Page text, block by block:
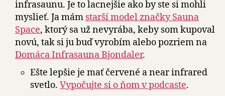
infrasaunu. Je to lacnejšie ako by ste si mohli
myslieť. Ja mám starší model značky Sauna
Space, ktorý sa už nevyrába, keby som kupoval
novú, tak si ju buď vyrobím alebo pozriem na
Domáca Infrasauna Bjondaler.
Ešte lepšie je mať červené a near infrared
svetlo. Vypočujte si o ňom v podcaste.